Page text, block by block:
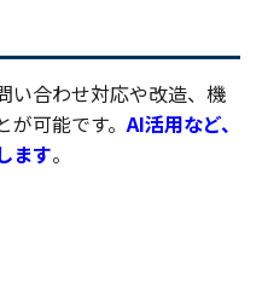
い合わせ対応や改造、機
が可能です。AI活用など、
ます。